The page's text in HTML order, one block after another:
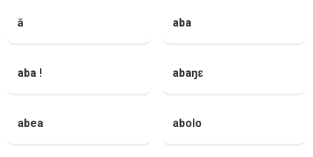
ā aba
aba ! abaŋɛ
abea abolo